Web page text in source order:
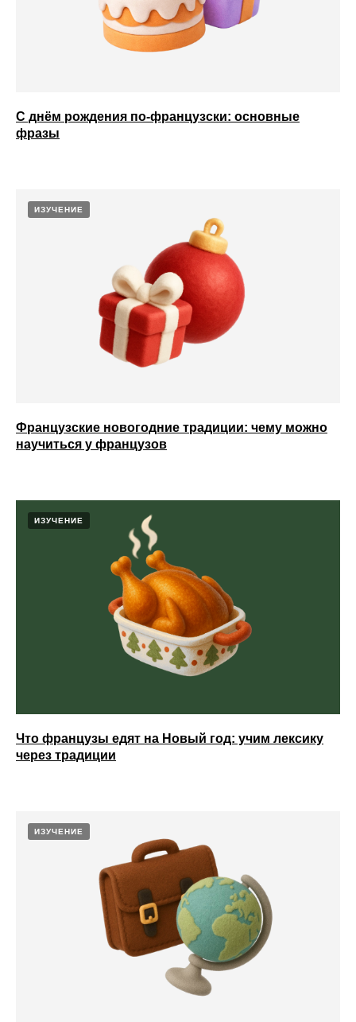
С днём рождения по-французски: основные
фразы
ИЗУЧЕНИЕ
Французские новогодние традиции: чему можно
научиться у французов
ИЗУЧЕНИЕ
Что французы едят на Новый год: учим лексику
через традиции
ИЗУЧЕНИЕ